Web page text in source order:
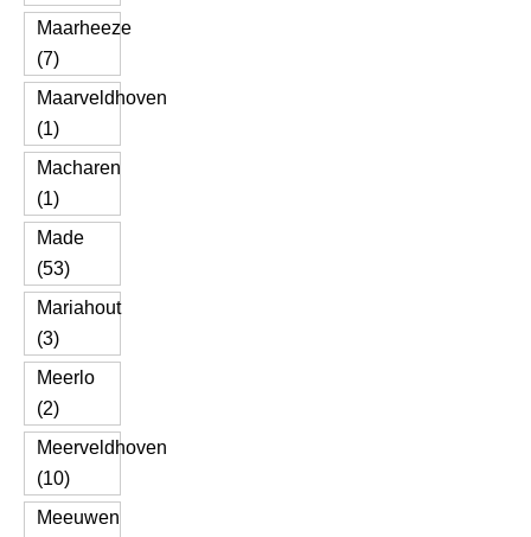
Maarheeze
(7)
Maarveldhoven
(1)
Macharen
(1)
Made
(53)
Mariahout
(3)
Meerlo
(2)
Meerveldhoven
(10)
Meeuwen